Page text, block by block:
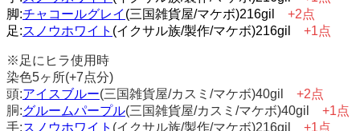
脚:チャコールグレイ (三国雑貨屋/マケボ)216gil +2点
足:スノウホワイト (イクサル族/製作/マケボ)216gil +1点
※足にヒラ使用時
染色5ヶ所(+7点分)
頭:アイスブルー(三国雑貨屋/カスミ/マケボ)40gil +2点
胴:グルームパープル(三国雑貨屋/カスミ/マケボ)40gil +1点
手:スノウホワイト (イクサル族/製作/マケボ)216gil +1点